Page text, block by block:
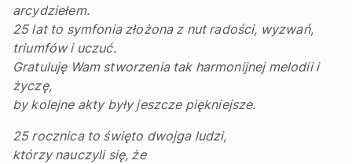
arcydziełem.
25 lat to symfonia złożona z nut radości, wyzwań,
triumfów i uczuć.
Gratuluję Wam stworzenia tak harmonijnej melodii i
życzę,
by kolejne akty były jeszcze piękniejsze.
25 rocznica to święto dwojga ludzi,
którzy nauczyli się, że